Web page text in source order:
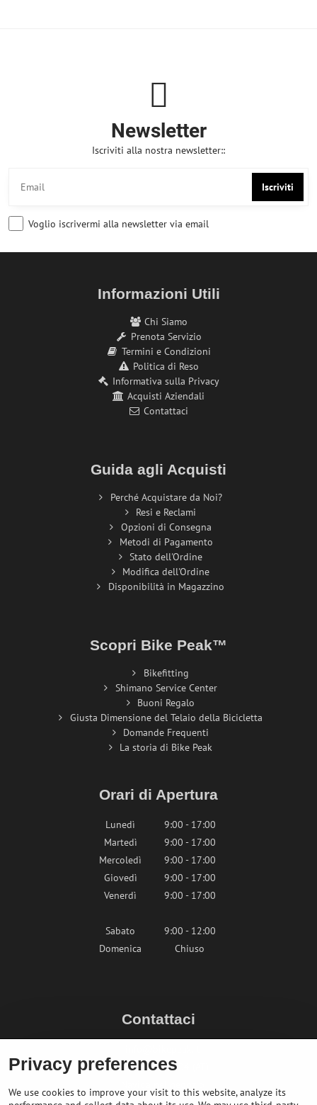
Newsletter
Iscriviti alla nostra newsletter::
Iscriviti
Voglio iscrivermi alla newsletter via email
Informazioni Utili
Chi Siamo
Prenota Servizio
Termini e Condizioni
Politica di Reso
Informativa sulla Privacy
Acquisti Aziendali
Contattaci
Guida agli Acquisti
Perché Acquistare da Noi?
Resi e Reclami
Opzioni di Consegna
Metodi di Pagamento
Stato dell'Ordine
Modifica dell'Ordine
Disponibilità in Magazzino
Scopri Bike Peak™
Bikefitting
Shimano Service Center
Buoni Regalo
Giusta Dimensione del Telaio della Bicicletta
Domande Frequenti
La storia di Bike Peak
Orari di Apertura
Lunedì
9:00 - 17:00
Martedì
9:00 - 17:00
Mercoledì
9:00 - 17:00
Giovedì
9:00 - 17:00
Venerdì
9:00 - 17:00
Sabato
9:00 - 12:00
Domenica
Chiuso
Contattaci
+436764858804 (AT)
Privacy preferences
We use cookies to improve your visit to this website, analyze its